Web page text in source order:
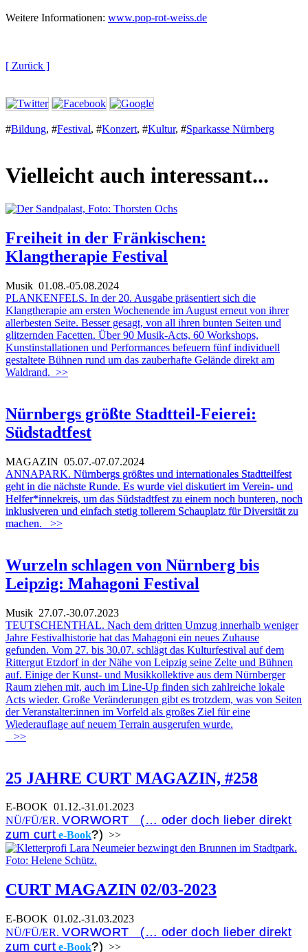
Weitere Informationen: www.pop-rot-weiss.de
[ Zurück ]
#Bildung, #Festival, #Konzert, #Kultur, #Sparkasse Nürnberg
Vielleicht auch interessant...
Freiheit in der Fränkischen:
Klangtherapie Festival
Musik 01.08.-05.08.2024
PLANKENFELS. In der 20. Ausgabe präsentiert sich die
Klangtherapie am ersten Wochenende im August erneut von ihrer
allerbesten Seite. Besser gesagt, von all ihren bunten Seiten und
glitzernden Facetten. Über 90 Musik-Acts, 60 Workshops,
Kunstinstallationen und Performances befeuern fünf individuell
gestaltete Bühnen rund um das zauberhafte Gelände direkt am
Waldrand. >>
Nürnbergs größte Stadtteil-Feierei:
Südstadtfest
MAGAZIN 05.07.-07.07.2024
ANNAPARK. Nürnbergs größtes und internationales Stadtteilfest
geht in die nächste Runde. Es wurde viel diskutiert im Verein- und
Helfer*innekreis, um das Südstadtfest zu einem noch bunteren, noch
inklusiveren und einfach stetig tollerem Schauplatz für Diversität zu
machen.
>>
Wurzeln schlagen von Nürnberg bis
Leipzig: Mahagoni Festival
Musik 27.07.-30.07.2023
TEUTSCHENTHAL. Nach dem dritten Umzug innerhalb weniger
Jahre Festivalhistorie hat das Mahagoni ein neues Zuhause
gefunden. Vom 27. bis 30.07. schlägt das Kulturfestival auf dem
Rittergut Etzdorf in der Nähe von Leipzig seine Zelte und Bühnen
auf. Einige der Kunst- und Musikkollektive aus dem Nürnberger
Raum ziehen mit, auch im Line-Up finden sich zahlreiche lokale
Acts wieder. Große Veränderungen gibt es trotzdem, was von Seiten
der Veranstalter:innen im Vorfeld als großes Ziel für eine
Wiederauflage auf neuem Terrain ausgerufen wurde.
>>
25 JAHRE CURT MAGAZIN, #258
E-BOOK 01.12.-31.01.2023
NÜ/FÜ/ER. VORWORT (… oder doch lieber direkt
zum curt e-Book?) >>
CURT MAGAZIN 02/03-2023
E-BOOK 01.02.-31.03.2023
NÜ/FÜ/ER. VORWORT (… oder doch lieber direkt
zum curt e-Book?) >>